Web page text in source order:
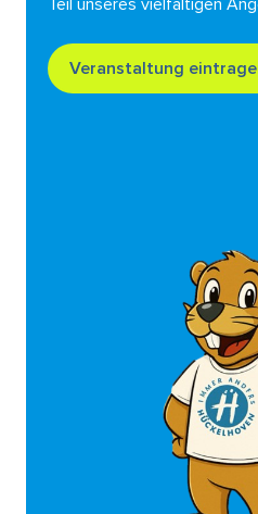
Teil unseres vielfältigen
Veranstaltung